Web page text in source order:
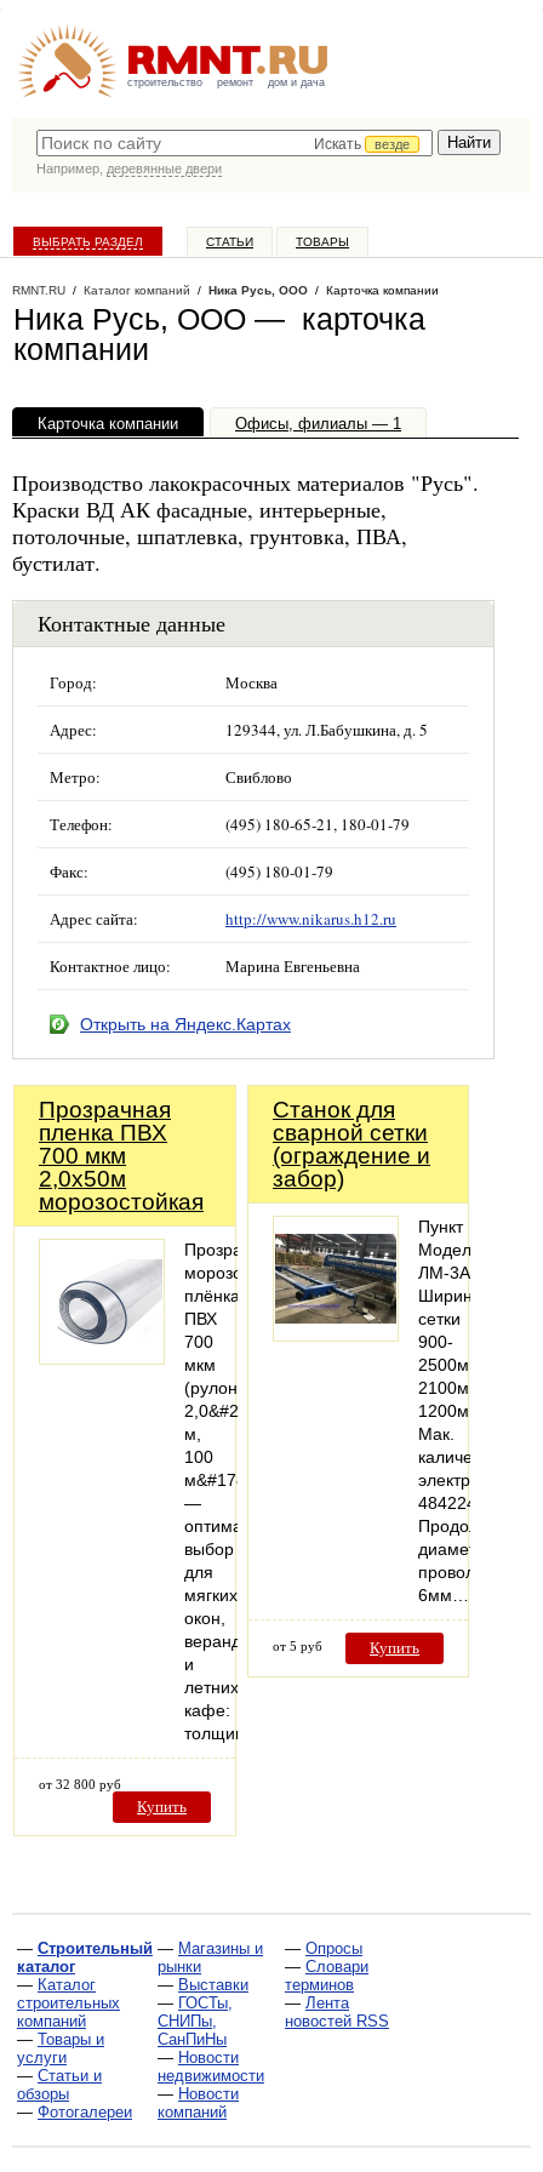
строительство ремонт дом и дача
Искать
везде
Например, деревянные двери
ВЫБРАТЬ РАЗДЕЛ СТАТЬИ ТОВАРЫ
RMNT.RU / Каталог компаний / Ника Русь, ООО / Карточка компании
Ника Русь, ООО — карточка
компании
Карточка компании Офисы, филиалы — 1
Производство лакокрасочных материалов "Русь".
Краски ВД АК фасадные, интерьерные,
потолочные, шпатлевка, грунтовка, ПВА,
бустилат.
Контактные данные
Город: Москва
Адрес: 129344, ул. Л.Бабушкина, д. 5
Метро: Свиблово
Телефон: (495) 180-65-21, 180-01-79
Факс: (495) 180-01-79
Адрес сайта: http://www.nikarus.h12.ru
Контактное лицо: Марина Евгеньевна
Открыть на Яндекс.Картах
Прозрачная
пленка ПВХ
700 мкм
2,0х50м
морозостойкая
Прозрачная
морозостойкая
плёнка
ПВХ
700
мкм
(рулон
2,0&#215;50
м,
100
м&#178;)
—
оптимальный
выбор
для
мягких
окон,
веранд
и
летних
кафе:
толщина…
от 32 800 руб
Купить
Станок для
сварной сетки
(ограждение и
забор)
Пункт
МодельЛМ-3А
ЛМ-3А/250ЛМ-
Ширина
сетки
900-
2500мм900-
2100мм900-
1200мм
Мак.
каличество
электродов
484224
Продольный
диаметр
проволоки3-
6мм…
от 5 руб Купить
— Строительный
каталог
— Каталог
строительных
компаний
— Товары и
услуги
— Статьи и
обзоры
— Фотогалереи
— Магазины и
рынки
— Выставки
— ГОСТы,
СНИПы,
СанПиНы
— Новости
недвижимости
— Новости
компаний
— Опросы
— Словари
терминов
— Лента
новостей RSS